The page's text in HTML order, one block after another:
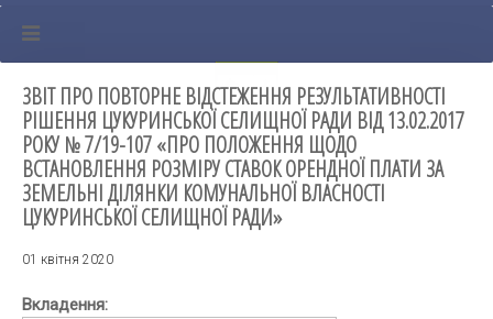
ЗВІТ ПРО ПОВТОРНЕ ВІДСТЕЖЕННЯ РЕЗУЛЬТАТИВНОСТІ
РІШЕННЯ ЦУКУРИНСЬКОЇ СЕЛИЩНОЇ РАДИ ВІД 13.02.2017
РОКУ № 7/19-107 «ПРО ПОЛОЖЕННЯ ЩОДО
ВСТАНОВЛЕННЯ РОЗМІРУ СТАВОК ОРЕНДНОЇ ПЛАТИ ЗА
ЗЕМЕЛЬНІ ДІЛЯНКИ КОМУНАЛЬНОЇ ВЛАСНОСТІ
ЦУКУРИНСЬКОЇ СЕЛИЩНОЇ РАДИ»
01 квітня 2020
Вкладення: